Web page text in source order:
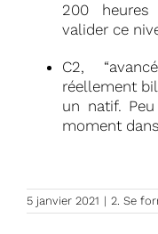
200 heures
valider ce
C2,
réellement
un natif.
moment
5 janvier 2021 | 2. Se